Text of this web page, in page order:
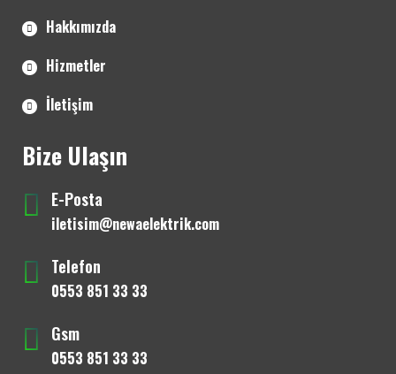
Hakkımızda
Hizmetler
İletişim
Bize Ulaşın
E-Posta
iletisim@newaelektrik.com
Telefon
0553 851 33 33
Gsm
0553 851 33 33